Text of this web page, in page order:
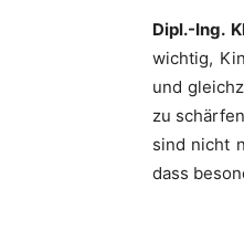
Dipl.-Ing.
wichtig,
und
zu
sind nicht
dass